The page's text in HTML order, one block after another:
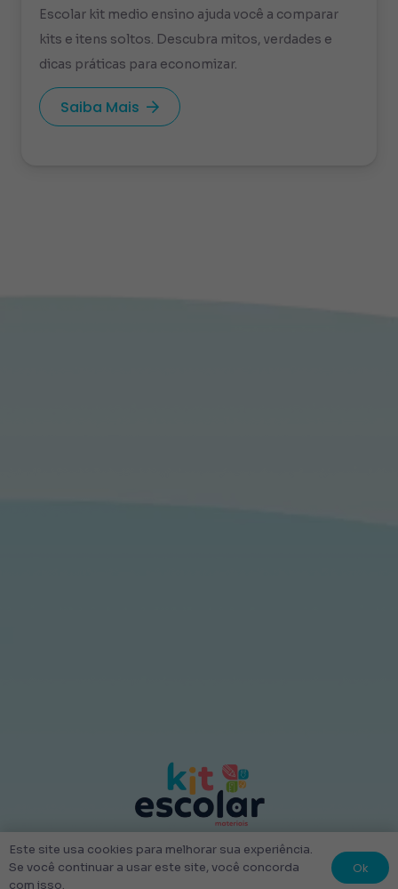
Escolar kit medio ensino ajuda você a comparar
kits e itens soltos. Descubra mitos, verdades e
dicas práticas para economizar.
Saiba Mais
© 2022 Kit Escolar São Paulo.
Todos os direitos reservados
Este site usa cookies para melhorar sua experiência.
Se você continuar a usar este site, você concorda
com isso.
Ok